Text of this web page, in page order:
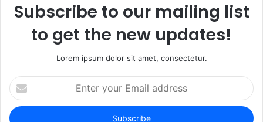
Subscribe to our mailing list
to get the new updates!
Lorem ipsum dolor sit amet, consectetur.
Enter
your
Email
address